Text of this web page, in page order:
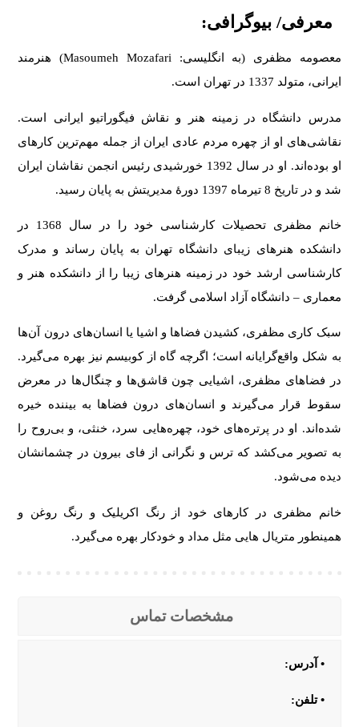
معرفی/ بیوگرافی:
معصومه مظفری (به انگلیسی: Masoumeh Mozafari) هنرمند
ایرانی، متولد 1337 در تهران است.
مدرس دانشگاه در زمینه هنر و نقاش فیگوراتیو ایرانی است.
نقاشی‌های او از چهره مردم عادی ایران از جمله مهم‌ترین کارهای
او بوده‌اند. او در سال 1392 خورشیدی رئیس انجمن نقاشان ایران
شد و در تاریخ 8 تیرماه 1397 دورهٔ مدیریتش به پایان رسید.
خانم مظفری تحصیلات کارشناسی خود را در سال 1368 در
دانشکده هنرهای زیبای دانشگاه تهران به پایان رساند و مدرک
کارشناسی ارشد خود در زمینه هنرهای زیبا را از دانشکده هنر و
معماری – دانشگاه آزاد اسلامی گرفت.
سبک کاری مظفری، کشیدن فضاها و اشیا یا انسان‌های درون آن‌ها
به شکل واقع‌گرایانه است؛ اگرچه گاه از کوبیسم نیز بهره می‌گیرد.
در فضاهای مظفری، اشیایی چون قاشق‌ها و چنگال‌ها در معرض
سقوط قرار می‌گیرند و انسان‌های درون فضاها به بیننده خیره
شده‌اند. او در پرتره‌های خود، چهره‌هایی سرد، خنثی، و بی‌روح را
به تصویر می‌کشد که ترس و نگرانی از فای بیرون در چشمانشان
دیده می‌شود.
خانم مظفری در کارهای خود از رنگ اکریلیک و رنگ روغن و
همینطور متریال هایی مثل مداد و خودکار بهره می‌گیرد.
مشخصات تماس
• آدرس:
• تلفن: